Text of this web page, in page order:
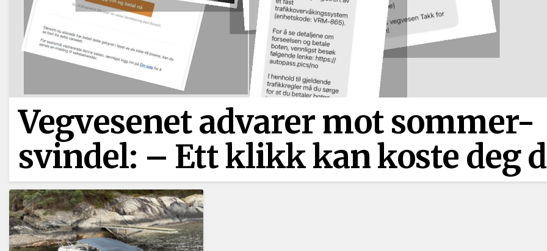
Vegvesenet advarer mot sommer-
svindel: –⁠ Ett klikk kan koste deg